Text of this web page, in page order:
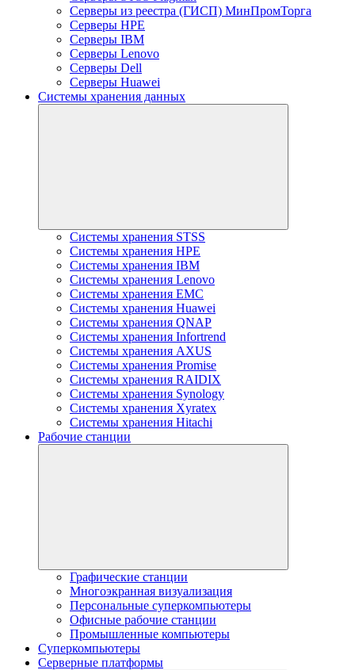
Серверы из реестра (ГИСП) МинПромТорга
Серверы HPE
Серверы IBM
Серверы Lenovo
Серверы Dell
Серверы Huawei
Системы хранения данных
Системы хранения STSS
Системы хранения HPE
Системы хранения IBM
Системы хранения Lenovo
Системы хранения EMC
Системы хранения Huawei
Системы хранения QNAP
Системы хранения Infortrend
Системы хранения AXUS
Системы хранения Promise
Системы хранения RAIDIX
Системы хранения Synology
Системы хранения Xyratex
Системы хранения Hitachi
Рабочие станции
Графические станции
Многоэкранная визуализация
Персональные суперкомпьютеры
Офисные рабочие станции
Промышленные компьютеры
Суперкомпьютеры
Серверные платформы